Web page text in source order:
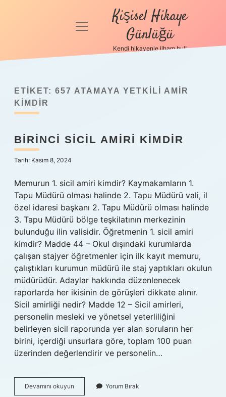
Anasayfa
Politikası
Yasal Uyarı
Hakkımızda
menüyü
Kişisel Hikaye
Günlüğü
Kendi hikayenle ilham bul!
ETIKET: 657 ATAMAYA YETKILI AMIR
KIMDIR
BIRINCI SICIL AMIRI KIMDIR
Tarih: Kasım 8, 2024
Memurun 1. sicil amiri kimdir? Kaymakamların 1.
Tapu Müdürü olması halinde 2. Tapu Müdürü vali, il
özel idaresi başkanı 2. Tapu Müdürü olması halinde
3. Tapu Müdürü bölge teşkilatının merkezinin
bulunduğu ilin valisidir. Öğretmenin 1. sicil amiri
kimdir? Madde 44 – Okul dışındaki kurumlarda
çalışan stajyer öğretmenler için ilk kayıt memuru,
çalıştıkları kurumun müdürü ile staj yaptıkları okulun
müdürüdür. Adaylar hakkında düzenlenecek
raporlarda her ikisinin de görüşleri dikkate alınır.
Sicil amirliği nedir? Madde 12 – Sicil amirleri,
personelin mesleki ve yönetsel yeterliliğini
belirleyen sicil raporunda yer alan soruların her
birini, içerdiği unsurlara göre, toplam 100 puan
üzerinden değerlendirir ve personelin…
Devamını okuyun
Sicil
Yorum Bırak